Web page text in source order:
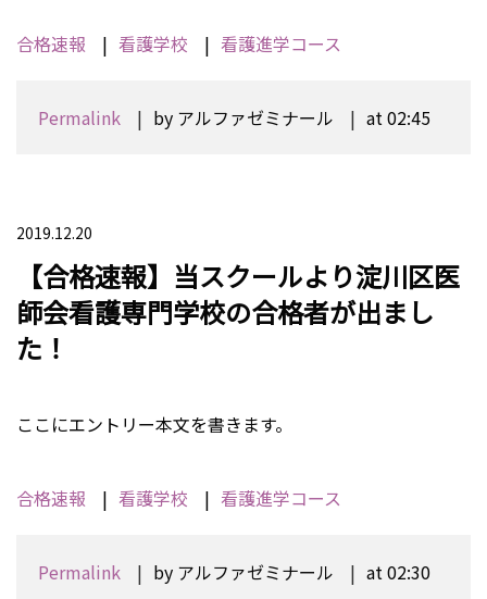
合格速報 看護学校 看護進学コース
Permalink by アルファゼミナール at 02:45
2019.12.20
【合格速報】当スクールより淀川区医
師会看護専門学校の合格者が出まし
た！
ここにエントリー本文を書きます。
合格速報 看護学校 看護進学コース
Permalink by アルファゼミナール at 02:30